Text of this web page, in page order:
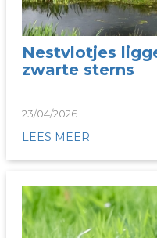
Nestvlotjes
zwarte sterns
23/04/2026
LEES MEER